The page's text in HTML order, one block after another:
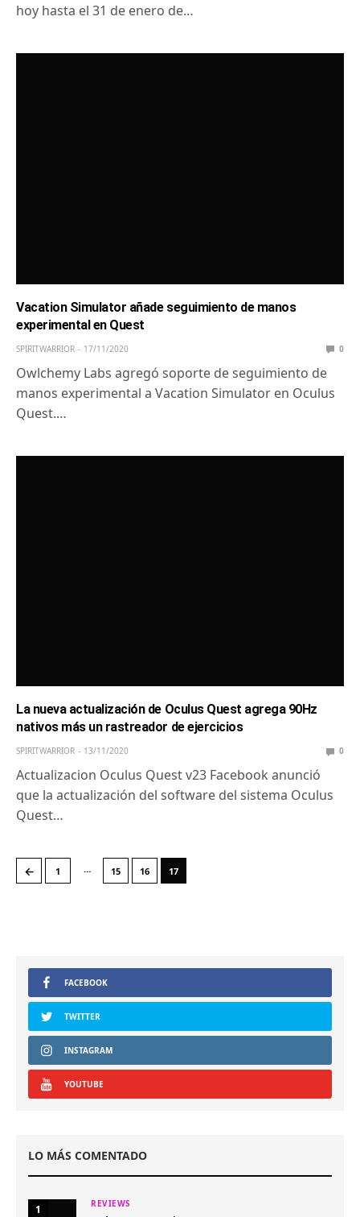
hoy hasta el 31 de enero de…
Vacation Simulator añade seguimiento de manos
experimental en Quest
SPIRITWARRIOR 17/11/2020 0
Owlchemy Labs agregó soporte de seguimiento de
manos experimental a Vacation Simulator en Oculus
Quest.…
La nueva actualización de Oculus Quest agrega 90Hz
nativos más un rastreador de ejercicios
SPIRITWARRIOR 13/11/2020 0
Actualizacion Oculus Quest v23 Facebook anunció
que la actualización del software del sistema Oculus
Quest…
← 1 … 15 16 17
FACEBOOK
TWITTER
INSTAGRAM
YOUTUBE
LO MÁS COMENTADO
1 REVIEWS